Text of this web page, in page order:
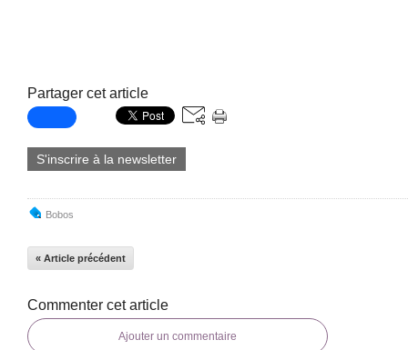
Partager cet article
S'inscrire à la newsletter
Bobos
« Article précédent
Commenter cet article
Ajouter un commentaire